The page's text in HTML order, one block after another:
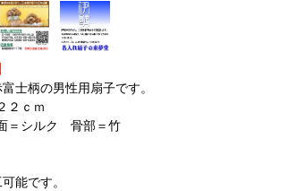
士柄の男性用扇子です。
２ｃｍ
＝シルク 骨部＝竹
能です。